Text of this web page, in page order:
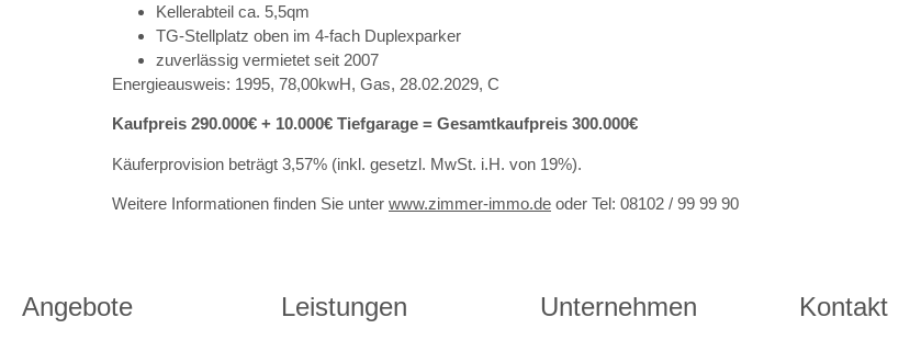
Kellerabteil ca. 5,5qm
TG-Stellplatz oben im 4-fach Duplexparker
zuverlässig vermietet seit 2007
Energieausweis: 1995, 78,00kwH, Gas, 28.02.2029, C
Kaufpreis 290.000€ + 10.000€ Tiefgarage = Gesamtkaufpreis 300.000€
Käuferprovision beträgt 3,57% (inkl. gesetzl. MwSt. i.H. von 19%).
Weitere Informationen finden Sie unter www.zimmer-immo.de oder Tel: 08102 / 99 99 90
Angebote Leistungen Unternehmen Kontakt